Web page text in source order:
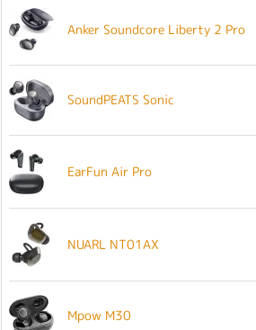
Anker Soundcore Liberty 2 Pro
SoundPEATS Sonic
EarFun Air Pro
NUARL NT01AX
Mpow M30